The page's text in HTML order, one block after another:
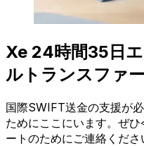
Xe 24時間35日
ルトランスファ
国際SWIFT送金の支援が
ためにここにいます。ぜ
ートのためにご連絡くださ